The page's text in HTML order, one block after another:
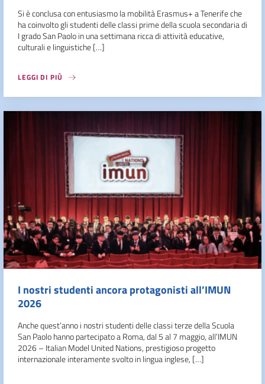
Si è conclusa con entusiasmo la mobilità Erasmus+ a Tenerife che
ha coinvolto gli studenti delle classi prime della scuola secondaria di
I grado San Paolo in una settimana ricca di attività educative,
culturali e linguistiche […]
LEGGI DI PIÙ
I nostri studenti ancora protagonisti all’IMUN
2026
Anche quest’anno i nostri studenti delle classi terze della Scuola
San Paolo hanno partecipato a Roma, dal 5 al 7 maggio, all’IMUN
2026 – Italian Model United Nations, prestigioso progetto
internazionale interamente svolto in lingua inglese, […]